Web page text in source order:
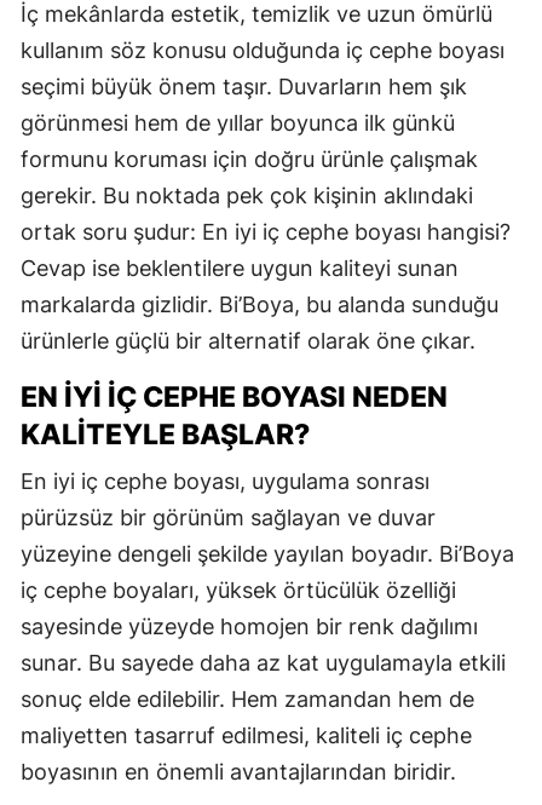
İç mekânlarda estetik, temizlik ve uzun ömürlü
kullanım söz konusu olduğunda iç cephe boyası
seçimi büyük önem taşır. Duvarların hem şık
görünmesi hem de yıllar boyunca ilk günkü
formunu koruması için doğru ürünle çalışmak
gerekir. Bu noktada pek çok kişinin aklındaki
ortak soru şudur: En iyi iç cephe boyası hangisi?
Cevap ise beklentilere uygun kaliteyi sunan
markalarda gizlidir. Bi’Boya, bu alanda sunduğu
ürünlerle güçlü bir alternatif olarak öne çıkar.
EN İYI İÇ CEPHE BOYASI NEDEN
KALITEYLE BAŞLAR?
En iyi iç cephe boyası, uygulama sonrası
pürüzsüz bir görünüm sağlayan ve duvar
yüzeyine dengeli şekilde yayılan boyadır. Bi’Boya
iç cephe boyaları, yüksek örtücülük özelliği
sayesinde yüzeyde homojen bir renk dağılımı
sunar. Bu sayede daha az kat uygulamayla etkili
sonuç elde edilebilir. Hem zamandan hem de
maliyetten tasarruf edilmesi, kaliteli iç cephe
boyasının en önemli avantajlarından biridir.